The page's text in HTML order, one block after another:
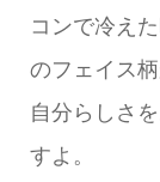
コンで冷え
のフェイス
自分らしさ
すよ。